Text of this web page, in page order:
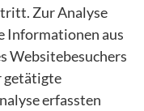
Zur Analyse
Informationen aus
Websitebesuchers
getätigte
erfassten